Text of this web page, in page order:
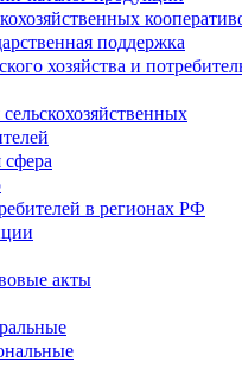
поддержка
хозяйства и
сфера
в регионах РФ
акты